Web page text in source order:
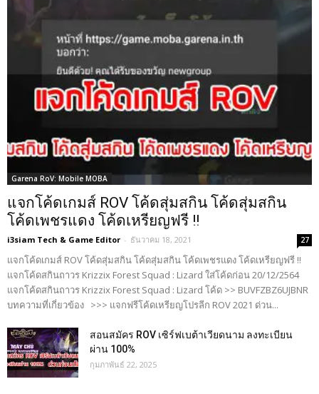
Garena RoV: Mobile MOBA
แจกโค้ดเกมส์ ROV โค้ดสุ่มสกิน โค้ดสุ่มสกิน
โค้ดเพชรแดง โค้ดเหรียญฟรี !!
i3siam Tech & Game Editor - ธันวาคม 18, 2021 27
แจกโค้ดเกมส์ ROV โค้ดสุ่มสกิน โค้ดสุ่มสกิน โค้ดเพชรแดง โค้ดเหรียญฟรี !!
แจกโค้ดสกินถาวร Krizzix Forest Squad : Lizard ใส่โค้ดก่อน 20/12/2564
แจกโค้ดสกินถาวร Krizzix Forest Squad : Lizard โค้ด >> BUVFZBZ6UJBNR
บทความที่เกี่ยวข้อง >>> แจกฟรีโค้ดเหรียญโปรลีก ROV 2021 ด่วน...
สอนสมัคร ROV เซิร์ฟเบต้าเวียดนาม ลงทะเบียน
ผ่าน 100%
กุมภาพันธ์ 22, 2025